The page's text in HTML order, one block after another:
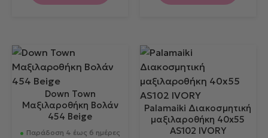
Down Town
Μαξιλαροθήκη Βολάν
454 Beige
Παράδοση 4 έως 6 ημέρες
Palamaiki Διακοσμητική
μαξιλαροθήκη 40x55
AS102 IVORY